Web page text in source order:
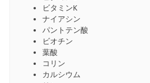
ビタミンK
ナイアシン
パントテン酸
ビオチン
葉酸
コリン
カルシウム